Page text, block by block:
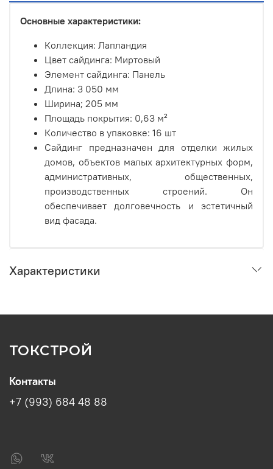
Основные характеристики:
Коллекция: Лапландия
Цвет сайдинга: Миртовый
Элемент сайдинга: Панель
Длина: 3 050 мм
Ширина; 205 мм
Площадь покрытия: 0,63 м²
Количество в упаковке: 16 шт
Сайдинг предназначен для отделки жилых
домов, объектов малых архитектурных форм,
административных, общественных,
производственных строений. Он
обеспечивает долговечность и эстетичный
вид фасада.
Характеристики
ТОКСТРОЙ
Контакты
+7 (993) 684 48 88